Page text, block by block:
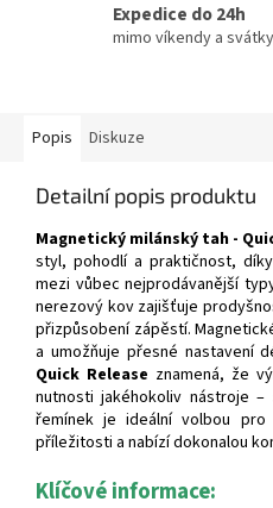
Expedice do 24h
mimo víkendy a svátky
Popis Diskuze
Detailní popis produktu
Magnetický milánský tah -
styl, pohodlí a praktičnost,
mezi vůbec nejprodávanější
nerezový kov zajišťuje
přizpůsobení zápěstí.
a umožňuje přesné nastavení
Quick Release znamená, že
nutnosti jakéhokoliv nástroje
řemínek je ideální volbou
příležitosti a nabízí dokonalou
Klíčové informace: